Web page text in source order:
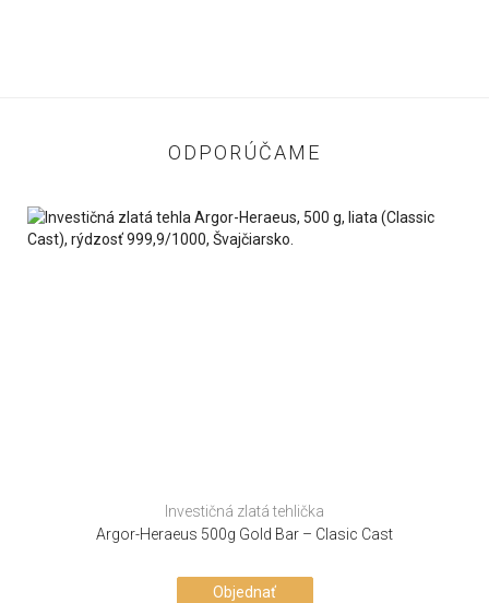
ODPORÚČAME
Investičná zlatá tehlička
Argor-Heraeus 500g Gold Bar – Clasic Cast
Objednať